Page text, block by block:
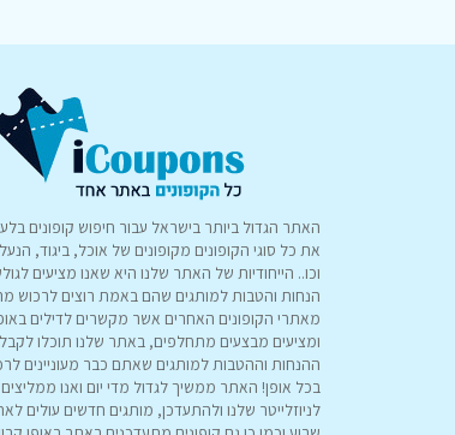
האתר הגדול ביותר בישראל עבור חיפוש קופונים
את כל סוגי הקופונים מקופונים של אוכל, ביגוד,
וכו.. הייחודיות של האתר שלנו היא שאנו מציעים
הנחות והטבות למותגים שהם באמת רוצים לרכוש
מאתרי הקופונים האחרים אשר מקשרים לדילים
ומציעים מבצעים מתחלפים, באתר שלנו תוכלו
ההנחות וההטבות למותגים שאתם כבר מעוניינים
בכל אופן! האתר ממשיך לגדול מדי יום ואנו
לניוזלייטר שלנו ולהתעדכן, מותגים חדשים עולים